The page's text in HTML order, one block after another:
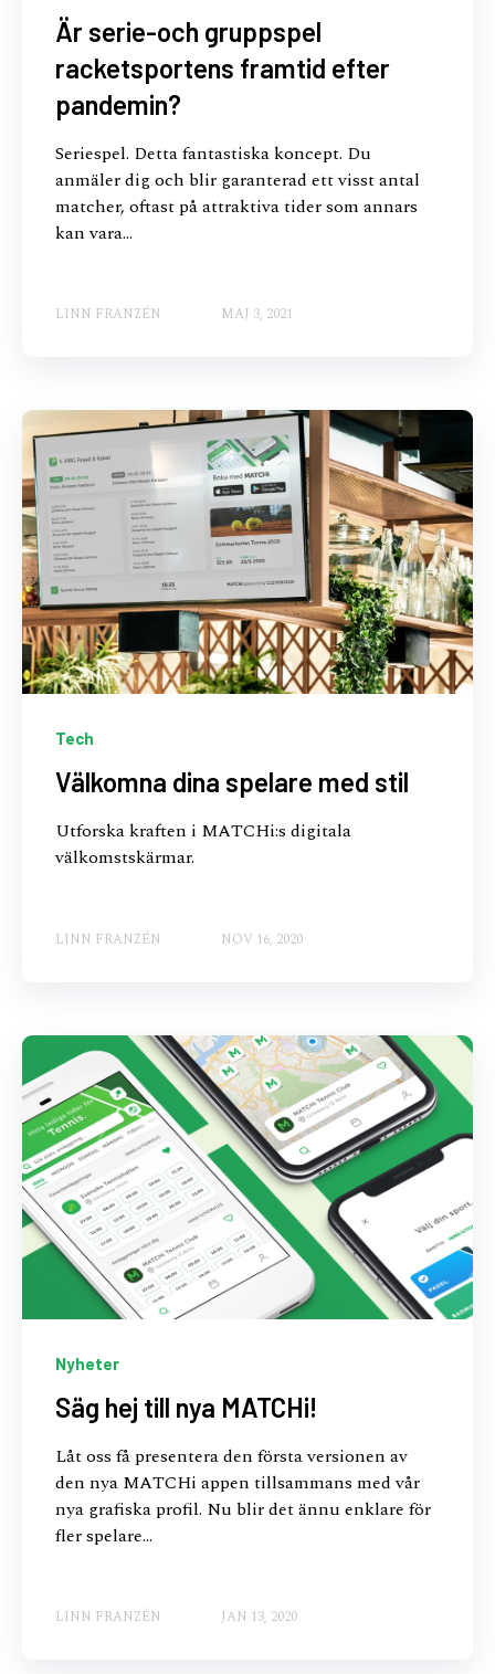
Är serie-och gruppspel
racketsportens framtid efter
pandemin?
Seriespel. Detta fantastiska koncept. Du
anmäler dig och blir garanterad ett visst antal
matcher, oftast på attraktiva tider som annars
kan vara...
LINN FRANZÉN MAJ 3, 2021
Tech
Välkomna dina spelare med stil
Utforska kraften i MATCHi:s digitala
välkomstskärmar.
LINN FRANZÉN NOV 16, 2020
Nyheter
Säg hej till nya MATCHi!
Låt oss få presentera den första versionen av
den nya MATCHi appen tillsammans med vår
nya grafiska profil. Nu blir det ännu enklare för
fler spelare...
LINN FRANZÉN JAN 13, 2020